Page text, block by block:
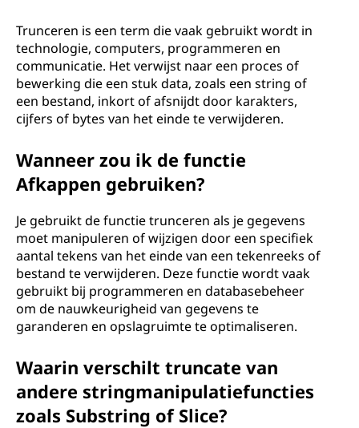
Trunceren is een term die vaak gebruikt wordt in
technologie, computers, programmeren en
communicatie. Het verwijst naar een proces of
bewerking die een stuk data, zoals een string of
een bestand, inkort of afsnijdt door karakters,
cijfers of bytes van het einde te verwijderen.
Wanneer zou ik de functie
Afkappen gebruiken?
Je gebruikt de functie trunceren als je gegevens
moet manipuleren of wijzigen door een specifiek
aantal tekens van het einde van een tekenreeks of
bestand te verwijderen. Deze functie wordt vaak
gebruikt bij programmeren en databasebeheer
om de nauwkeurigheid van gegevens te
garanderen en opslagruimte te optimaliseren.
Waarin verschilt truncate van
andere stringmanipulatiefuncties
zoals Substring of Slice?